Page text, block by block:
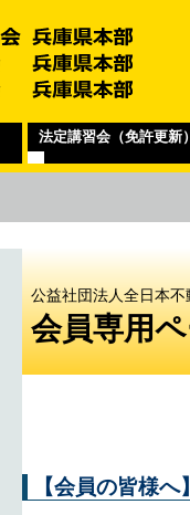
法定講習会（免許更新）
公益社団法人全日本
会員専用
【会員の皆様